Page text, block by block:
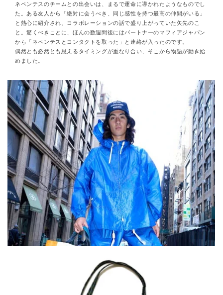
ネペンテスのチームとの出会いは、まるで運命に導かれたようなものでし
た。ある友人から「絶対に会うべき、同じ感性を持つ最高の仲間がいる」
と熱心に紹介され、コラボレーションの話で盛り上がっていた矢先のこ
と。驚くべきことに、ほんの数週間後にはパートナーのマフィアジャパン
から「ネペンテスとコンタクトを取った」と連絡が入ったのです。
偶然とも必然とも思えるタイミングが重なり合い、そこから物語が動き始
めました。